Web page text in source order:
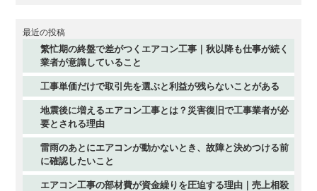
最近の投稿
繁忙期の終盤で差がつくエアコン工事｜秋以降も仕事が続く
業者が意識していること
工事単価だけで取引先を選ぶと利益が残らないことがある
地震後に増えるエアコン工事とは？災害復旧で工事業者が必
要とされる理由
雷雨のあとにエアコンが動かないとき、故障と決めつける前
に確認したいこと
エアコン工事の部材費が資金繰りを圧迫する理由｜売上相殺